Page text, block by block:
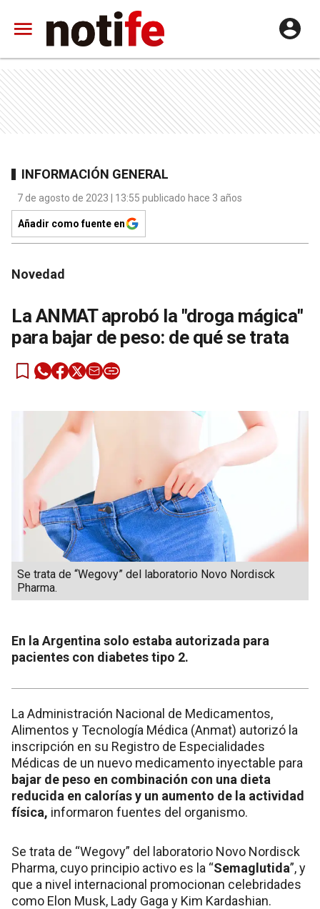
INFORMACIÓN GENERAL
7 de agosto de 2023 | 13:55 publicado hace 3 años
Añadir como fuente en
Novedad
La ANMAT aprobó la "droga mágica"
para bajar de peso: de qué se trata
Se trata de “Wegovy” del laboratorio Novo Nordisck
Pharma.
En la Argentina solo estaba autorizada para
pacientes con diabetes tipo 2.
La Administración Nacional de Medicamentos,
Alimentos y Tecnología Médica (Anmat) autorizó la
inscripción en su Registro de Especialidades
Médicas de un nuevo medicamento inyectable para
bajar de peso en combinación con una dieta
reducida en calorías y un aumento de la actividad
física, informaron fuentes del organismo.
Se trata de “Wegovy” del laboratorio Novo Nordisck
Pharma, cuyo principio activo es la “Semaglutida”, y
que a nivel internacional promocionan celebridades
como Elon Musk, Lady Gaga y Kim Kardashian.